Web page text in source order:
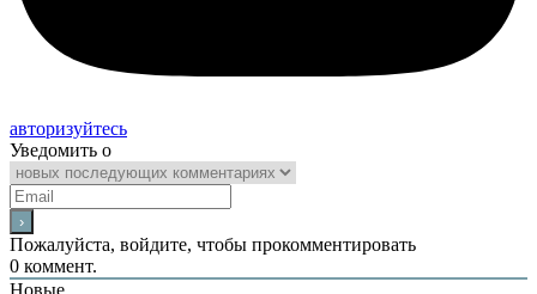
авторизуйтесь
Уведомить о
Пожалуйста, войдите, чтобы прокомментировать
0 коммент.
Новые